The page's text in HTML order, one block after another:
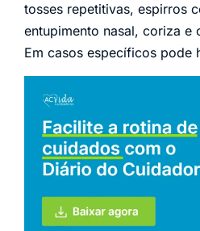
tosses repetitivas, espirros
entupimento nasal, coriza e
Em casos específicos pode